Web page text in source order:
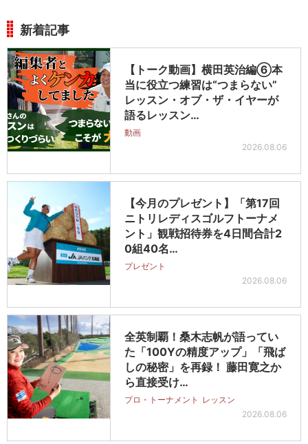
新着記事
【トーク動画】横田英治編⑥本
当に役立つ練習は“つまらない”
レッスン・オブ・ザ・イヤーが
語るレッスン…
動画
2026.08.06
【今月のプレゼント】「第17回
ニトリレディスゴルフトーナメ
ント」観戦招待券を4日間合計2
0組40名…
プレゼント
2026.08.06
全英制覇！桑木志帆が語ってい
た「100Yの精度アップ」「飛ば
しの秘密」を再録！ 藤田寛之か
ら直接受け…
プロ・トーナメント レッスン
2026.08.06